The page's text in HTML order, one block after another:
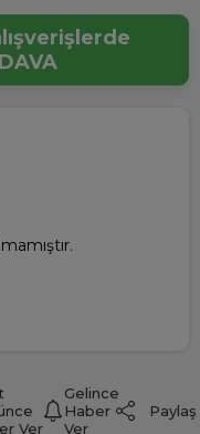
Ver
Gelince
Haber
Ver
Paylaş